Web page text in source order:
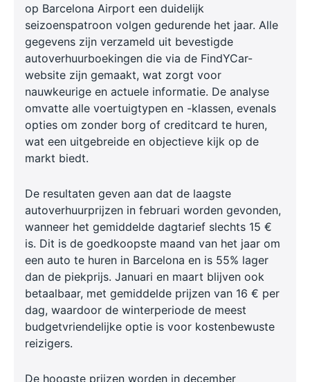
op Barcelona Airport een duidelijk
seizoenspatroon volgen gedurende het jaar. Alle
gegevens zijn verzameld uit bevestigde
autoverhuurboekingen die via de FindYCar-
website zijn gemaakt, wat zorgt voor
nauwkeurige en actuele informatie. De analyse
omvatte alle voertuigtypen en -klassen, evenals
opties om zonder borg of creditcard te huren,
wat een uitgebreide en objectieve kijk op de
markt biedt.
De resultaten geven aan dat de laagste
autoverhuurprijzen in februari worden gevonden,
wanneer het gemiddelde dagtarief slechts 15 €
is. Dit is de goedkoopste maand van het jaar om
een auto te huren in Barcelona en is 55% lager
dan de piekprijs. Januari en maart blijven ook
betaalbaar, met gemiddelde prijzen van 16 € per
dag, waardoor de winterperiode de meest
budgetvriendelijke optie is voor kostenbewuste
reizigers.
De hoogste prijzen worden in december